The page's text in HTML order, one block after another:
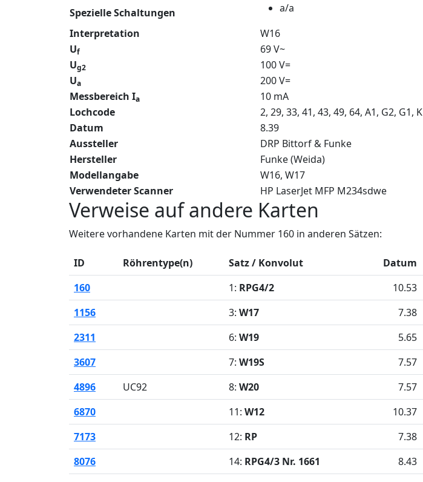
Spezielle Schaltungen
a/a
Interpretation
W16
Uf
69 V~
Ug2
100 V=
Ua
200 V=
Messbereich Ia
10 mA
Lochcode
2, 29, 33, 41, 43, 49, 64, A1, G2, G1, K
Datum
8.39
Aussteller
DRP Bittorf & Funke
Hersteller
Funke (Weida)
Modellangabe
W16 W17
Verwendeter Scanner
HP LaserJet MFP M234sdwe
Verweise auf andere Karten
Weitere vorhandene Karten mit der Nummer 160 in anderen Sätzen:
ID Röhrentype(n) Satz / Konvolut Datum
160
1: RPG4/2 10.53
1156
3: W17 7.38
2311
6: W19 5.65
3607
7: W19S 7.57
4896
UC92 8: W20 7.57
6870
11: W12 10.37
7173
12: RP 7.38
8076
14: RPG4/3 Nr. 1661 8.43